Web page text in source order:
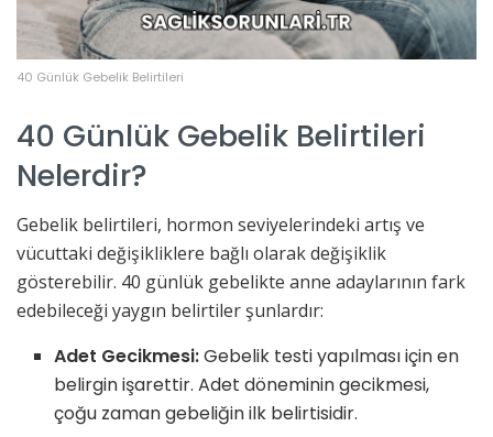
40 Günlük Gebelik Belirtileri
40 Günlük Gebelik Belirtileri
Nelerdir?
Gebelik belirtileri, hormon seviyelerindeki artış ve
vücuttaki değişikliklere bağlı olarak değişiklik
gösterebilir. 40 günlük gebelikte anne adaylarının fark
edebileceği yaygın belirtiler şunlardır:
Adet Gecikmesi:Gebelik testi yapılması için en
belirgin işarettir. Adet döneminin gecikmesi,
çoğu zaman gebeliğin ilk belirtisidir.